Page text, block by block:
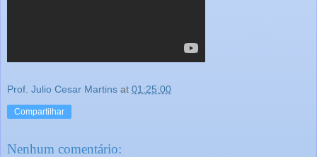
Prof. Julio Cesar Martins at 01:25:00
Compartilhar
Nenhum comentário: